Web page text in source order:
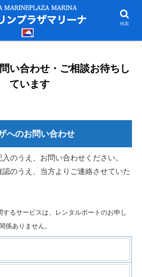
い合わせ・ご相談お待ちし
ています
へのお問い合わせ
のうえ、お問い合わせください。
のうえ、当方よりご連絡させていた
るサービスは、レンタルボートのお申し
係ありません。
検索